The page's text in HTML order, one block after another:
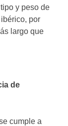
y peso de
por
largo que
de
cumple a